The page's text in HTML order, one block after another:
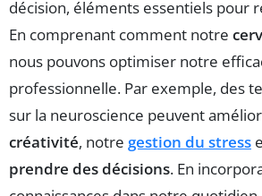
décision, éléments essentiels pour
En comprenant comment notre
nous pouvons optimiser notre
professionnelle. Par exemple, des
sur la neuroscience peuvent
créativité, notre gestion du stress
prendre des décisions. En